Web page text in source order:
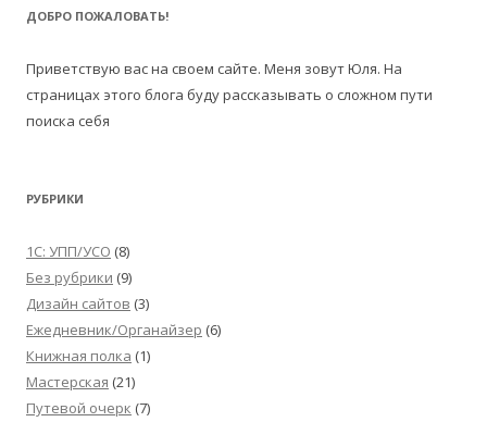
ДОБРО ПОЖАЛОВАТЬ!
Приветствую вас на своем сайте. Меня зовут Юля. На
страницах этого блога буду рассказывать о сложном пути
поиска себя
РУБРИКИ
1С: УПП/УСО (8)
Без рубрики (9)
Дизайн сайтов (3)
Ежедневник/Органайзер (6)
Книжная полка (1)
Мастерская (21)
Путевой очерк (7)